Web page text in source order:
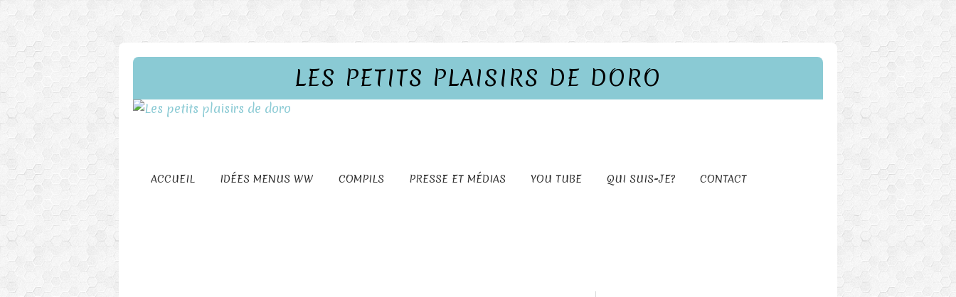
LES PETITS PLAISIRS DE DORO
ACCUEIL IDÉES MENUS WW COMPILS PRESSE ET MÉDIAS YOU TUBE QUI SUIS-JE? CONTACT